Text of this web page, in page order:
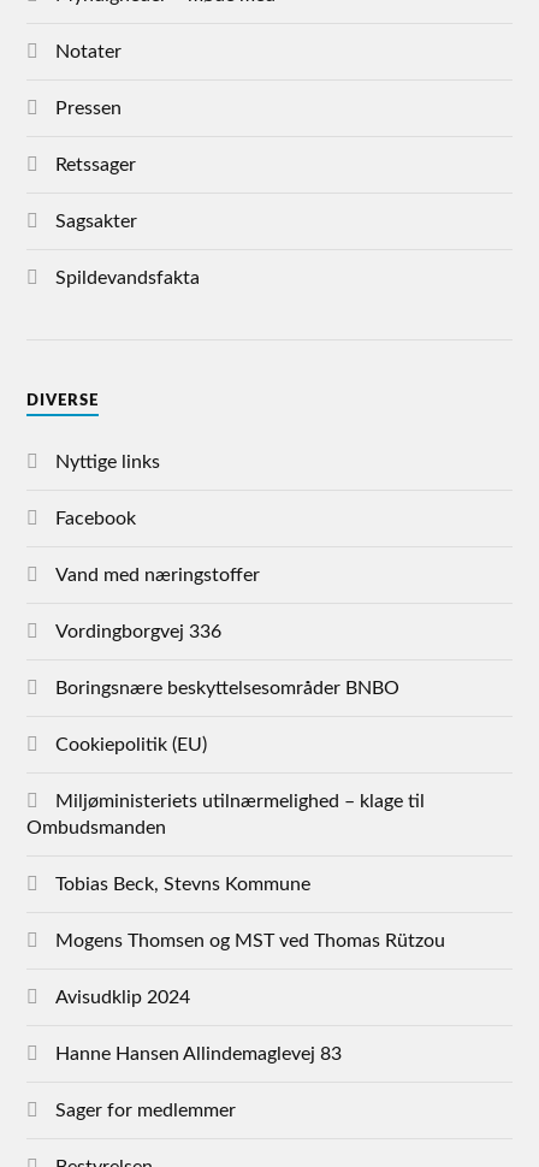
Notater
Pressen
Retssager
Sagsakter
Spildevandsfakta
DIVERSE
Nyttige links
Facebook
Vand med næringstoffer
Vordingborgvej 336
Boringsnære beskyttelsesområder BNBO
Cookiepolitik (EU)
Miljøministeriets utilnærmelighed – klage til
Ombudsmanden
Tobias Beck, Stevns Kommune
Mogens Thomsen og MST ved Thomas Rützou
Avisudklip 2024
Hanne Hansen Allindemaglevej 83
Sager for medlemmer